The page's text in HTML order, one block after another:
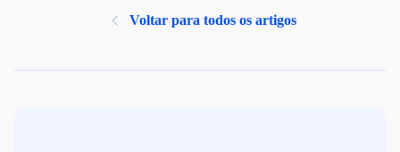
Voltar para todos os artigos